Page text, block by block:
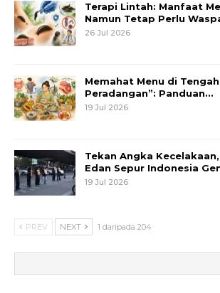
Terapi Lintah: Manfaat
Namun Tetap Perlu
26 Jul 2026
Memahat Menu di
Peradangan”: Panduan…
19 Jul 2026
Tekan Angka
Edan Sepur Indonesia
19 Jul 2026
PREV NEXT 1 daripada 204